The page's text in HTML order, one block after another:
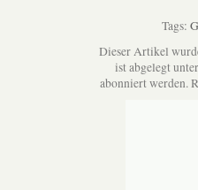
Tags:
Dieser Artikel
ist abgelegt
abonniert werden.